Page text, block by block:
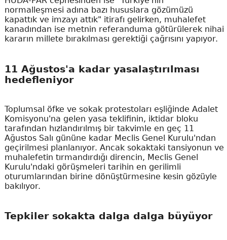
normalleşmesi adına bazı hususlara gözümüzü
kapattık ve imzayı attık" itirafı gelirken, muhalefet
kanadından ise metnin referanduma götürülerek nihai
kararın millete bırakılması gerektiği çağrısını yapıyor.
11 Ağustos'a kadar yasalaştırılması
hedefleniyor
Toplumsal öfke ve sokak protestoları eşliğinde Adalet
Komisyonu'na gelen yasa teklifinin, iktidar bloku
tarafından hızlandırılmış bir takvimle en geç 11
Ağustos Salı gününe kadar Meclis Genel Kurulu'ndan
geçirilmesi planlanıyor. Ancak sokaktaki tansiyonun ve
muhalefetin tırmandırdığı direncin, Meclis Genel
Kurulu'ndaki görüşmeleri tarihin en gerilimli
oturumlarından birine dönüştürmesine kesin gözüyle
bakılıyor.
Tepkiler sokakta dalga dalga büyüyor